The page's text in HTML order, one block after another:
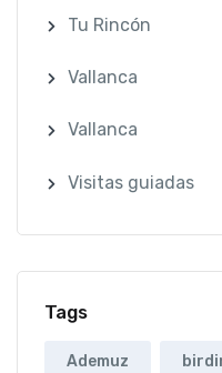
Tu Rincón
Vallanca
Vallanca
Visitas guiadas
Tags
Ademuz